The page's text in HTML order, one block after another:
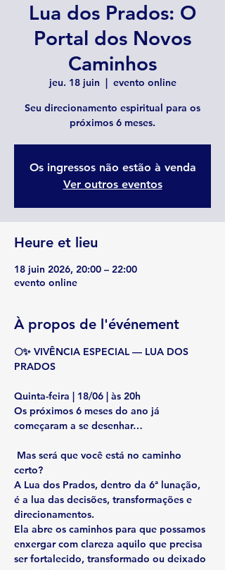
Lua dos Prados: O
Portal dos Novos
Caminhos
jeu. 18 juin
  |
evento online
Seu direcionamento espiritual para os
próximos 6 meses.
Os ingressos não estão à venda
Ver outros eventos
Heure et lieu
18 juin 2026, 20:00 – 22:00
evento online
À propos de l'événement
🌕✨ VIVÊNCIA ESPECIAL — LUA DOS
PRADOS
Quinta-feira | 18/06 | às 20h
Os próximos 6 meses do ano já
começaram a se desenhar…
certo?
A Lua dos Prados, dentro da 6ª lunação,
é a lua das decisões, transformações e
direcionamentos.
Ela abre os caminhos para que possamos
enxergar com clareza aquilo que precisa
ser fortalecido, transformado ou deixado